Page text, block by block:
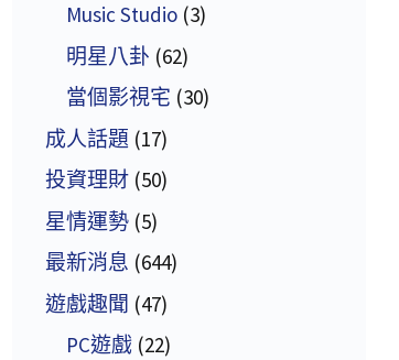
Music Studio (3)
明星八卦 (62)
當個影視宅 (30)
成人話題 (17)
投資理財 (50)
星情運勢 (5)
最新消息 (644)
遊戲趣聞 (47)
PC遊戲 (22)